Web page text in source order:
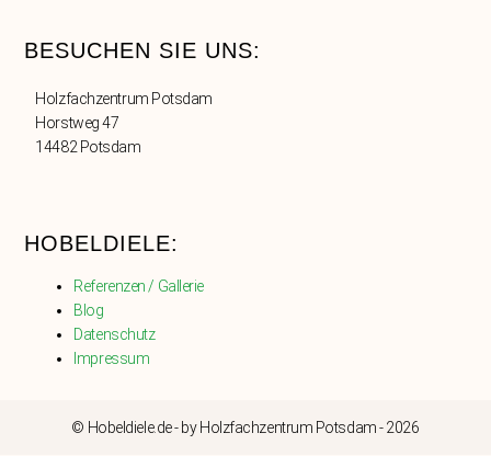
BESUCHEN SIE UNS:
Holzfachzentrum Potsdam
Horstweg 47
14482 Potsdam
HOBELDIELE:
Referenzen / Gallerie
Blog
Datenschutz
Impressum
© Hobeldiele.de - by Holzfachzentrum Potsdam - 2026